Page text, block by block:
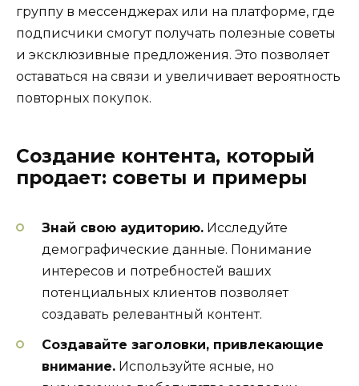
группу в мессенджерах или на платформе, где
подписчики смогут получать полезные советы
и эксклюзивные предложения. Это позволяет
оставаться на связи и увеличивает вероятность
повторных покупок.
Создание контента, который
продает: советы и примеры
Знай свою аудиторию. Исследуйте
демографические данные. Понимание
интересов и потребностей ваших
потенциальных клиентов позволяет
создавать релевантный контент.
Создавайте заголовки, привлекающие
внимание. Используйте ясные, но